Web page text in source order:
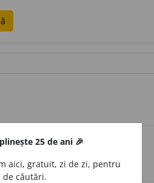
25 de ani 🎉
aici, gratuit, zi de zi, pentru
de căutări.